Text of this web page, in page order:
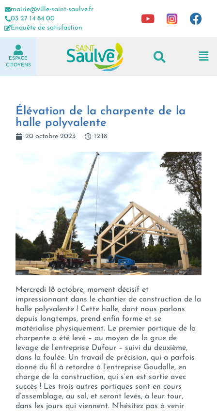
mairie@ville-saint-saulve.fr
03 27 14 84 00
Enquête de satisfaction
ESPACE
CITOYENS
Élévation de la charpente de la
halle polyvalente
20 octobre 2023 12:18
Mercredi 18 octobre, moment décisif et
impressionnant dans le chantier de construction de la
halle polyvalente ! Cette halle, dont nous parlons
depuis longtemps, prend enfin forme et se
matérialise physiquement. Le premier portique de la
charpente a été levé – au moyen de la grue de
levage de l’entreprise Dufour – suivi du deuxième,
dans la foulée. Un travail de précision, qui a parfois
donné du fil à retordre à l’entreprise Goudalle, en
charge de la construction, qui s’en est sortie avec
succès ! Les trois autres portiques sont en cours
d’assemblage, au sol, et seront levés, à leur tour,
dans les jours qui viennent. N’hésitez pas à venir